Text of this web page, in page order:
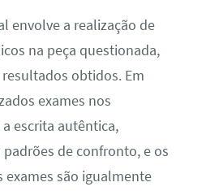
envolve a realização de
na peça questionada,
obtidos. Em
exames nos
escrita autêntica,
de confronto, e os
exames são igualmente